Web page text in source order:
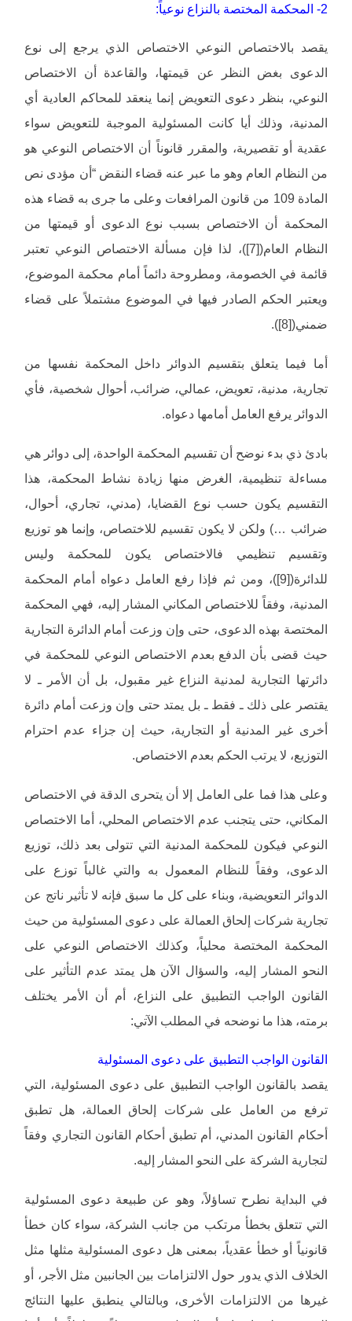
2- المحكمة المختصة بالنزاع نوعياً:
يقصد بالاختصاص النوعي الاختصاص الذي يرجع إلى نوع
الدعوى بغض النظر عن قيمتها، والقاعدة أن الاختصاص
النوعي، بنظر دعوى التعويض إنما ينعقد للمحاكم العادية أي
المدنية، وذلك أيا كانت المسئولية الموجبة للتعويض سواء
عقدية أو تقصيرية، والمقرر قانوناً أن الاختصاص النوعي هو
من النظام العام وهو ما عبر عنه قضاء النقض “أن مؤدى نص
المادة 109 من قانون المرافعات وعلى ما جرى به قضاء هذه
المحكمة أن الاختصاص بسبب نوع الدعوى أو قيمتها من
النظام العام([7])، لذا فإن مسألة الاختصاص النوعي تعتبر
قائمة في الخصومة، ومطروحة دائماً أمام محكمة الموضوع،
ويعتبر الحكم الصادر فيها في الموضوع مشتملاً على قضاء
ضمني([8]).
أما فيما يتعلق بتقسيم الدوائر داخل المحكمة نفسها من
تجارية، مدنية، تعويض، عمالي، ضرائب، أحوال شخصية، فأي
الدوائر يرفع العامل أمامها دعواه.
بادئ ذي بدء نوضح أن تقسيم المحكمة الواحدة، إلى دوائر هي
مساءلة تنظيمية، الغرض منها زيادة نشاط المحكمة، هذا
التقسيم يكون حسب نوع القضايا، (مدني، تجاري، أحوال،
ضرائب …) ولكن لا يكون تقسيم للاختصاص، وإنما هو توزيع
وتقسيم تنظيمي فالاختصاص يكون للمحكمة وليس
للدائرة([9])، ومن ثم فإذا رفع العامل دعواه أمام المحكمة
المدنية، وفقاً للاختصاص المكاني المشار إليه، فهي المحكمة
المختصة بهذه الدعوى، حتى وإن وزعت أمام الدائرة التجارية
حيث قضى بأن الدفع بعدم الاختصاص النوعي للمحكمة في
دائرتها التجارية لمدنية النزاع غير مقبول، بل أن الأمر ـ لا
يقتصر على ذلك ـ فقط ـ بل يمتد حتى وإن وزعت أمام دائرة
أخرى غير المدنية أو التجارية، حيث إن جزاء عدم احترام
التوزيع، لا يرتب الحكم بعدم الاختصاص.
وعلى هذا فما على العامل إلا أن يتحرى الدقة في الاختصاص
المكاني، حتى يتجنب عدم الاختصاص المحلي، أما الاختصاص
النوعي فيكون للمحكمة المدنية التي تتولى بعد ذلك، توزيع
الدعوى، وفقاً للنظام المعمول به والتي غالباً توزع على
الدوائر التعويضية، وبناء على كل ما سبق فإنه لا تأثير ناتج عن
تجارية شركات إلحاق العمالة على دعوى المسئولية من حيث
المحكمة المختصة محلياً، وكذلك الاختصاص النوعي على
النحو المشار إليه، والسؤال الآن هل يمتد عدم التأثير على
القانون الواجب التطبيق على النزاع، أم أن الأمر يختلف
برمته، هذا ما نوضحه في المطلب الآتي:
القانون الواجب التطبيق على دعوى المسئولية
يقصد بالقانون الواجب التطبيق على دعوى المسئولية، التي
ترفع من العامل على شركات إلحاق العمالة، هل تطبق
أحكام القانون المدني، أم تطبق أحكام القانون التجاري وفقاً
لتجارية الشركة على النحو المشار إليه.
في البداية نطرح تساؤلاً، وهو عن طبيعة دعوى المسئولية
التي تتعلق بخطأ مرتكب من جانب الشركة، سواء كان خطأ
قانونياً أو خطأ عقدياً، بمعنى هل دعوى المسئولية مثلها مثل
الخلاف الذي يدور حول الالتزامات بين الجانبين مثل الأجر، أو
غيرها من الالتزامات الأخرى، وبالتالي ينطبق عليها النتائج